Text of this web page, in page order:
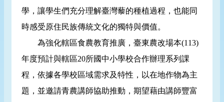
學，讓學生們充分理解臺灣藜的種植過程，也能同
時感受原住民族傳統文化的獨特與價值。
為強化轄區食農教育推廣，臺東農改場本(113)
年度預計與轄區20所國中小學校合作辦理系列課
程，依據各學校區域需求及特性，以在地作物為主
題，並邀請青農講師協助推動，期望藉由講師豐富